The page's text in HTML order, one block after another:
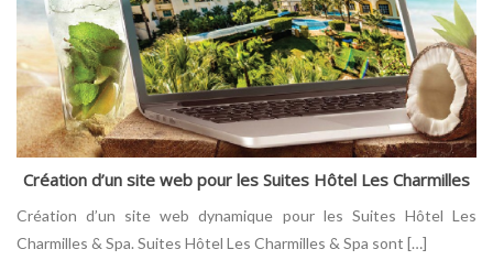
Création d’un site web pour les Suites Hôtel Les Charmilles
Création d’un site web dynamique pour les Suites Hôtel Les
Charmilles & Spa. Suites Hôtel Les Charmilles & Spa sont […]